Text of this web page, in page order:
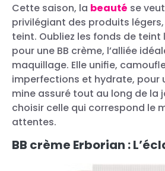
Cette saison, la beauté se
privilégiant des produits
teint. Oubliez les fonds de
pour une BB crème, l’alliée
maquillage. Elle unifie,
imperfections et hydrate, pour
mine assuré tout au long de la
choisir celle qui correspond le
attentes.
BB crème Erborian :